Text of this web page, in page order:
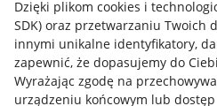
Dzięki plikom cookies i
SDK) oraz przetwarzaniu Twoich
innymi unikalne identyfikatory,
zapewnić, że dopasujemy do
Wyrażając zgodę na
urządzeniu końcowym lub